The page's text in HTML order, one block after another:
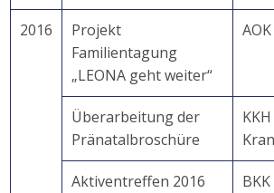
2016
Projekt
Familientagung
„LEONA geht weiter“
Überarbeitung der
Pränatalbroschüre
Aktiventreffen 2016